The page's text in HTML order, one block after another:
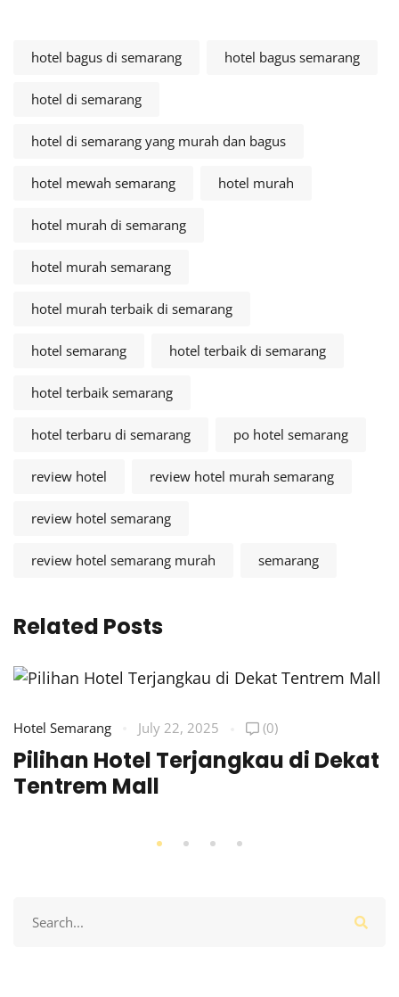
hotel bagus di semarang hotel bagus semarang
hotel di semarang
hotel di semarang yang murah dan bagus
hotel mewah semarang hotel murah
hotel murah di semarang
hotel murah semarang
hotel murah terbaik di semarang
hotel semarang hotel terbaik di semarang
hotel terbaik semarang
hotel terbaru di semarang po hotel semarang
review hotel review hotel murah semarang
review hotel semarang
review hotel semarang murah semarang
Related Posts
Hotel Semarang July 22, 2025 (0)
Pilihan Hotel Terjangkau di Dekat
Tentrem Mall
for: